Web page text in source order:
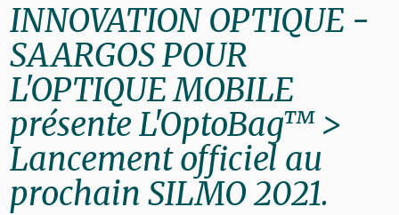
INNOVATION OPTIQUE -
SAARGOS POUR
L'OPTIQUE MOBILE
présente L'OptoBag™ >
Lancement officiel au
prochain SILMO 2021.